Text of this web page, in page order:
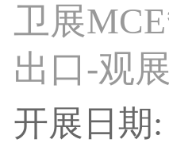
卫展
出口-观
*双年举
开展日期